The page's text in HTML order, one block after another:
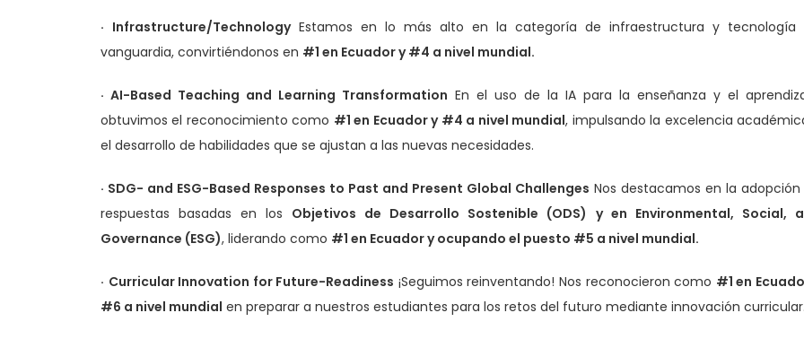
· Infrastructure/TechnologyEstamos en lo más alto en la categoría de infraestructura y tecnología
vanguardia, convirtiéndonos en #1 en Ecuador y #4 a nivel mundial.
· AI-Based Teaching and Learning Transformation En el uso de la IA para la enseñanza y el
obtuvimos el reconocimiento como #1 en Ecuador y #4 a nivel mundial, impulsando la excelencia
el desarrollo de habilidades que se ajustan a las nuevas necesidades.
· SDG- and ESG-Based Responses to Past and Present Global Challenges Nos destacamos en la adopción
respuestas basadas en los Objetivos de Desarrollo Sostenible (ODS) y en Environmental, Social,
Governance (ESG), liderando como #1 en Ecuador y ocupando el puesto #5 a nivel mundial.
· Curricular Innovation for Future-Readiness ¡Seguimos reinventando! Nos reconocieron como #1 en
#6 a nivel mundial en preparar a nuestros estudiantes para los retos del futuro mediante innovación curricular.